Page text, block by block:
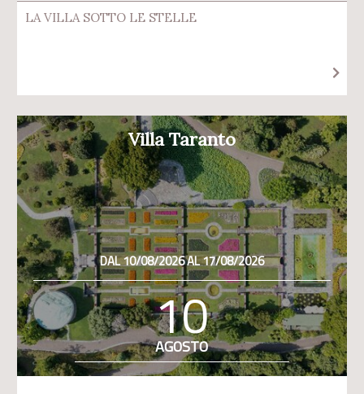
LA VILLA SOTTO LE STELLE
Villa Taranto
DAL 10/08/2026 AL 17/08/2026
10
AGOSTO